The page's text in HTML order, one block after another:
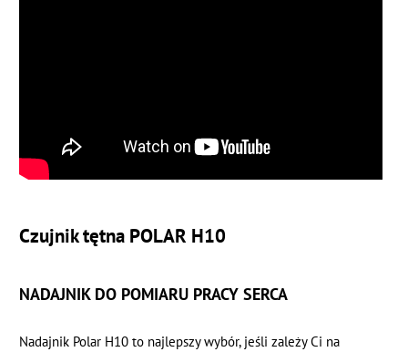
Czujnik tętna POLAR H10
NADAJNIK DO POMIARU PRACY SERCA
Nadajnik Polar H10 to najlepszy wybór, jeśli zależy Ci na